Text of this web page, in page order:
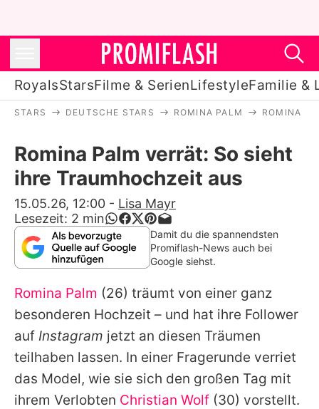
RoyalsStarsFilme & SerienLifestyleFamilie &
Stars
Filme & Serien
Lifestyle
Familie & Liebe
Alle Themen auf Promiflash
Jobs
App runterladen
STARS DEUTSCHE STARS ROMINA PALM ROMINA
Romina Palm verrät: So sieht
ihre Traumhochzeit aus
15.05.26, 12:00 - Lisa Mayr
Lesezeit: 2 min
Damit du die spannendsten
Promiflash-News auch bei
Google siehst.
Romina Palm (26) träumt von einer ganz
besonderen Hochzeit – und hat ihre Follower
auf Instagram jetzt an diesen Träumen
teilhaben lassen. In einer Fragerunde verriet
das Model, wie sie sich den großen Tag mit
ihrem Verlobten Christian Wolf (30) vorstellt.